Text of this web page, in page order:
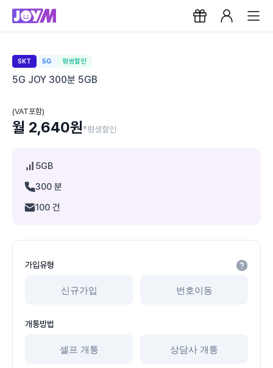
SKT 5G 평생할인
5G JOY 300분 5GB
(VAT포함)
월 2,640원*평생할인
5GB
300 분
100 건
가입유형
신규가입 번호이동
개통방법
셀프 개통 상담사 개통